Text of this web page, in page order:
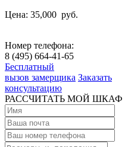
Цена: 35,000 руб.
Номер телефона:
8 (495) 664-41-65
Бесплатный
вызов замерщика Заказать
консультацию
РАССЧИТАТЬ МОЙ ШКАФ